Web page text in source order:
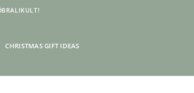
CHRISTMAS GIFT IDEAS